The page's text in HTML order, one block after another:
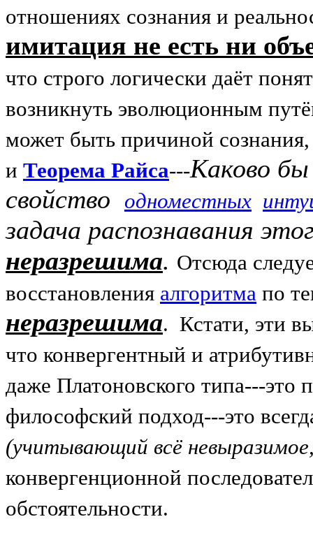
отношениях сознания и
имитация не есть ни
что строго логически даёт
возникнуть эволюционным
может быть причиной
и Теорема Райса---Каково бы
свойство
одноместных
задача распознавания
неразрешима. Отсюда
восстановления алгоритма по
неразрешима. Кстати, эти
что конвергентный и
даже Платоновского типа---
философский подход---это
(учитывающий всё
конвергенционной
обстоятельности.